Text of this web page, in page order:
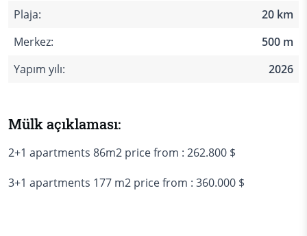
Plaja:
20 km
Merkez:
500 m
Yapım yılı:
2026
Mülk açıklaması:
2+1 apartments 86m2 price from : 262.800 $
3+1 apartments 177 m2 price from : 360.000 $